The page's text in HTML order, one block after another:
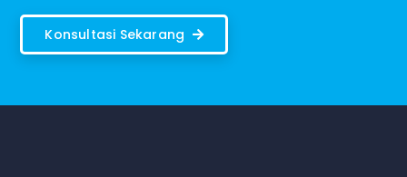
Konsultasi Sekarang